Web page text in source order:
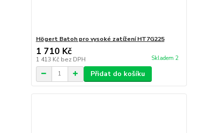
Högert Batoh pro vysoké zatížení HT7G225
1 710 Kč
1 413 Kč bez DPH Skladem 2
Přidat do košíku